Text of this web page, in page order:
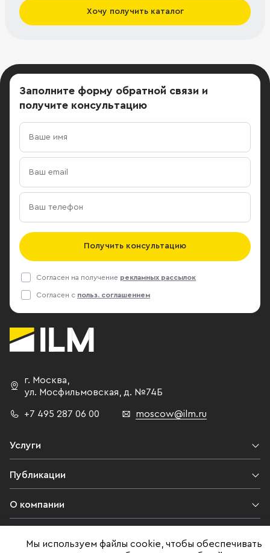
Хочу получить каталог
Заполните форму обратной связи и
получите консультацию
Получить консультацию
Согласен на получение рекламных рассылок
Согласен с польз. соглашением
г. Москва
ул. Мосфильмовская,
д. №74Б
+7 495 287 06 00 moscow@ilm.ru
Услуги
Публикации
О компании
Мы используем файлы cookie, чтобы обеспечивать